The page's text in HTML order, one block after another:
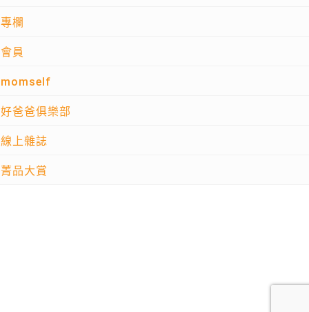
專欄
會員
momself
好爸爸俱樂部
線上雜誌
菁品大賞